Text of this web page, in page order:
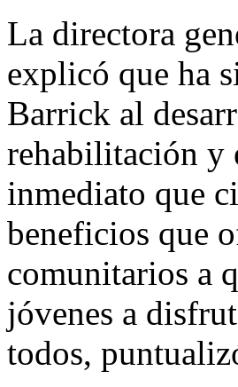
La directora
explicó que ha
Barrick al
rehabilitación y
inmediato que
beneficios que
comunitarios a
jóvenes a
todos,